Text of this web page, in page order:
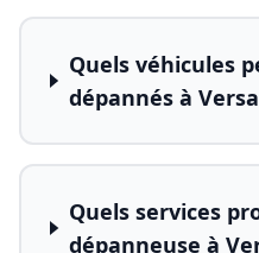
Quels véhicules
dépannés à
Quels services
dépanneuse à